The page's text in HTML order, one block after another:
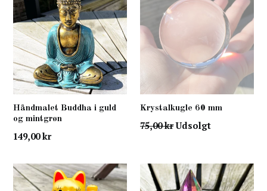
Håndmalet Buddha i guld
og mintgrøn
normal
149,00 kr
Krystalkugle 60 mm
normal
75,00 kr Udsolgt